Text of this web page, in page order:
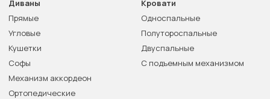
Диваны
Прямые
Угловые
Кушетки
Софы
Механизм аккордеон
Ортопедические
Кровати
Односпальные
Полутороспальные
Двуспальные
С подъемным механизмом